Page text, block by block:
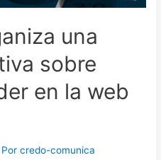
una
sobre
en la web
Porcredo-comunica